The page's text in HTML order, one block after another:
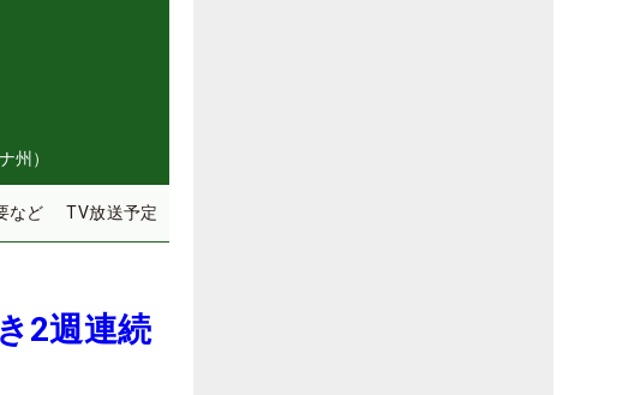
州）
など TV放送予定
2週連続